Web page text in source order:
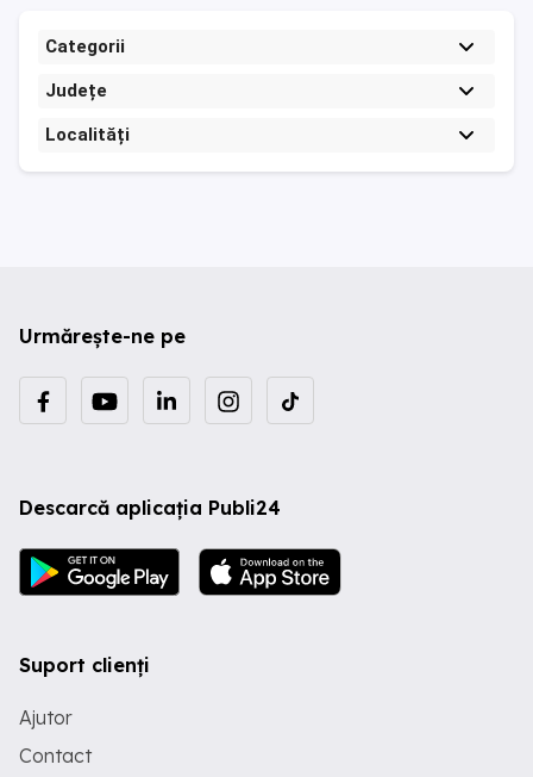
Categorii
Județe
Localități
Urmărește-ne pe
Descarcă aplicația Publi24
Suport clienți
Ajutor
Contact